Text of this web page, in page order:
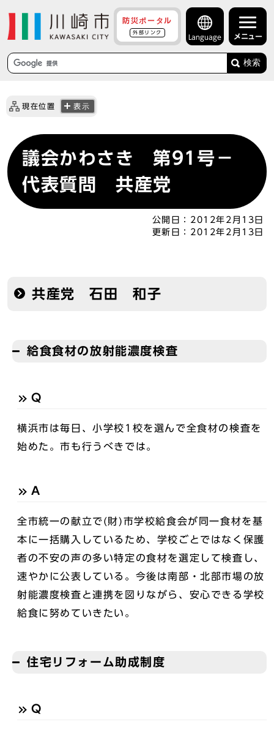
防災ポータル
外部リンク
Language メニュー
検索
現在位置 表示
議会かわさき 第91号－
代表質問 共産党
公開日： 2012年2月13日
更新日： 2012年2月13日
共産党 石田 和子
給食食材の放射能濃度検査
Q
横浜市は毎日、小学校1校を選んで全食材の検査を
始めた。市も行うべきでは。
A
全市統一の献立で(財)市学校給食会が同一食材を基
本に一括購入しているため、学校ごとではなく保護
者の不安の声の多い特定の食材を選定して検査し、
速やかに公表している。今後は南部・北部市場の放
射能濃度検査と連携を図りながら、安心できる学校
給食に努めていきたい。
住宅リフォーム助成制度
Q